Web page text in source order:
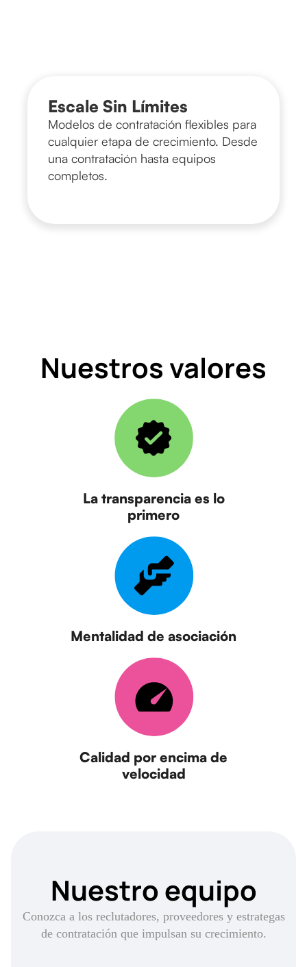
Escale Sin Límites
Modelos de contratación flexibles para
cualquier etapa de crecimiento. Desde
una contratación hasta equipos
completos.
Nuestros valores
La transparencia es lo
primero
Mentalidad de asociación
Calidad por encima de
velocidad
Nuestro equipo
Conozca a los reclutadores, proveedores y estrategas
de contratación que impulsan su crecimiento.